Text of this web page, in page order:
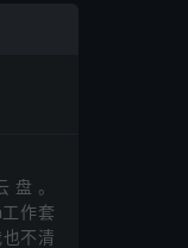
盘。
作套
不清